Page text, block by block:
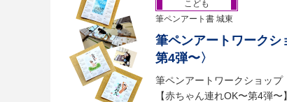
こども
筆ペンアート書 城東
筆ペンアートワークシ
第4弾〜〉
筆ペンアートワークショップ
【赤ちゃん連れOK〜第4弾〜】